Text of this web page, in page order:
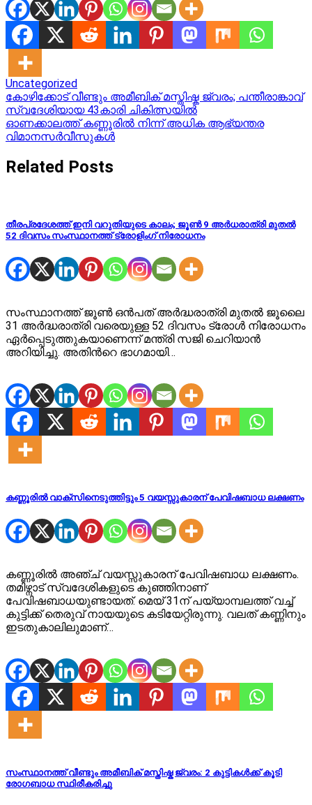
Uncategorized
Post
navigation
കോഴിക്കോട് വീണ്ടും അമീബിക് മസ്തിഷ്ക ജ്വരം; പന്തീരാങ്കാവ്
സ്വദേശിയായ 43കാരി ചികിത്സയിൽ
ഓണക്കാലത്ത് കണ്ണൂരില്‍ നിന്ന് അധിക ആഭ്യന്തര
വിമാനസര്‍വീസുകള്‍
Related Posts
തീരപ്രദേശത്ത് ഇനി വറുതിയുടെ കാലം; ജൂൺ 9 അര്‍ധരാത്രി മുതല്‍
52 ദിവസം സംസ്ഥാനത്ത് ട്രോളിംഗ് നിരോധനം
സംസ്ഥാനത്ത് ജൂൺ ഒൻപത് അർദ്ധരാത്രി മുതൽ ജൂലൈ
31 അർദ്ധരാത്രി വരെയുള്ള 52 ദിവസം ട്രോൾ നിരോധനം
ഏർപ്പെടുത്തുകയാണെന്ന് മന്ത്രി സജി ചെറിയാൻ
അറിയിച്ചു. അതിന്‍റെ ഭാഗമായി…
കണ്ണൂരിൽ വാക്സിനെടുത്തിട്ടും 5 വയസ്സുകാരന് പേവിഷബാധ ലക്ഷണം
കണ്ണൂരിൽ അഞ്ച് വയസ്സുകാരന് പേവിഷബാധ ലക്ഷണം.
തമിഴ്നാട് സ്വദേശികളുടെ കുഞ്ഞിനാണ്
പേവിഷബാധയുണ്ടായത്. മെയ് 31ന് പയ്യാമ്പലത്ത് വച്ച്
കുട്ടിക്ക് തെരുവ് നായയുടെ കടിയേറ്റിരുന്നു. വലത് കണ്ണിനും
ഇടതുകാലിലുമാണ്…
സംസ്ഥാനത്ത് വീണ്ടും അമീബിക് മസ്തിഷ്ക ജ്വരം: 2 കുട്ടികൾക്ക് കൂടി
രോഗബാധ സ്ഥിരീകരിച്ചു